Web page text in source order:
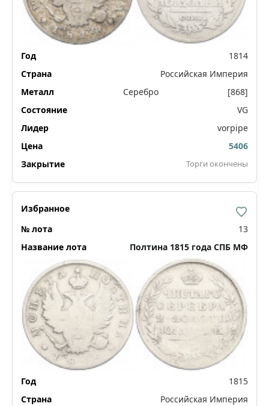
1814
Российская Империя
Серебро
[868]
VG
vorpipe
5406
Торги окончены
13
Полтина 1815 года СПБ МФ
1815
Российская Империя